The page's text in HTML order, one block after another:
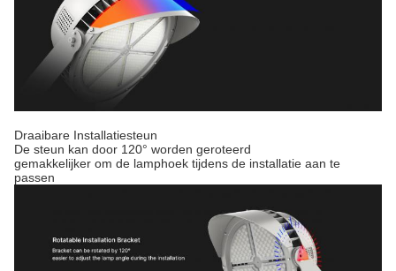
Draaibare Installatiesteun
De steun kan door 120° worden geroteerd
gemakkelijker om de lamphoek tijdens de installatie aan te
passen